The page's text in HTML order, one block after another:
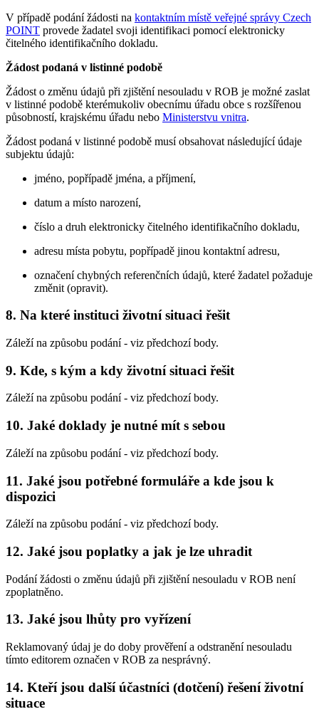
V případě podání žádosti na kontaktním místě veřejné správy Czech
POINT provede žadatel svoji identifikaci pomocí elektronicky
čitelného identifikačního dokladu.
Žádost podaná v listinné podobě
Žádost o změnu údajů při zjištění nesouladu v ROB je možné zaslat
v listinné podobě kterémukoliv obecnímu úřadu obce s rozšířenou
působností, krajskému úřadu nebo Ministerstvu vnitra.
Žádost podaná v listinné podobě musí obsahovat následující údaje
subjektu údajů:
jméno, popřípadě jména, a příjmení,
datum a místo narození,
číslo a druh elektronicky čitelného identifikačního dokladu,
adresu místa pobytu, popřípadě jinou kontaktní adresu,
označení chybných referenčních údajů, které žadatel požaduje
změnit (opravit).
8. Na které instituci životní situaci řešit
Záleží na způsobu podání - viz předchozí body.
9. Kde, s kým a kdy životní situaci řešit
Záleží na způsobu podání - viz předchozí body.
10. Jaké doklady je nutné mít s sebou
Záleží na způsobu podání - viz předchozí body.
11. Jaké jsou potřebné formuláře a kde jsou k
dispozici
Záleží na způsobu podání - viz předchozí body.
12. Jaké jsou poplatky a jak je lze uhradit
Podání žádosti o změnu údajů při zjištění nesouladu v ROB není
zpoplatněno.
13. Jaké jsou lhůty pro vyřízení
Reklamovaný údaj je do doby prověření a odstranění nesouladu
tímto editorem označen v ROB za nesprávný.
14. Kteří jsou další účastníci (dotčení) řešení životní
situace